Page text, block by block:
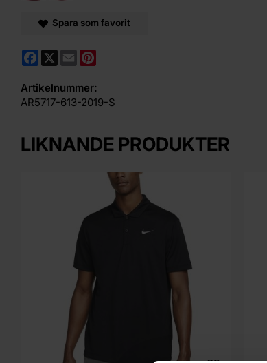
Spara som favorit
Facebook
X Email
Artikelnummer:
AR5717-613-2019-S
LIKNANDE PRODUKTER